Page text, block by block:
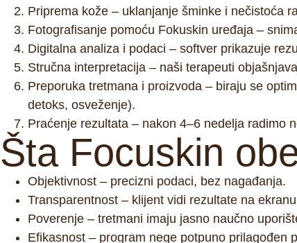
Priprema kože – uklanjanje šminke i nečistoća
Fotografisanje pomoću Fokuskin uređaja –
Digitalna analiza i podaci – softver prikazuje
Stručna interpretacija – naši terapeuti
Preporuka tretmana i proizvoda – biraju se
detoks, osveženje).
Praćenje rezultata – nakon 4–6 nedelja radimo
Šta Focuskin
Objektivnost – precizni podaci, bez nagađanja.
Transparentnost – klijent vidi rezultate na
Poverenje – tretmani imaju jasno naučno
Efikasnost – program nege potpuno prilagođen